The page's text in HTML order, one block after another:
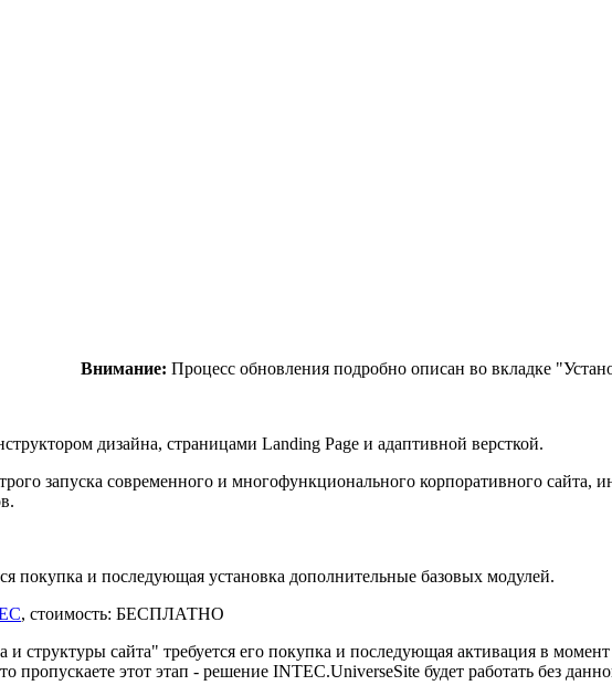
Внимание: Процесс обновления подробно описан во вкладке
дизайна, страницами Landing Page и адаптивной версткой.
запуска современного и многофункционального корпоративного
покупка и последующая установка дополнительные базовых модулей.
, стоимость: БЕСПЛАТНО
структуры сайта" требуется его покупка и последующая активация в
этот этап - решение INTEC.UniverseSite будет работать без